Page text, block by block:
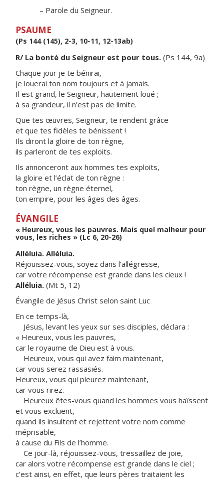
– Parole du Seigneur.
PSAUME
(Ps 144 (145), 2-3, 10-11, 12-13ab)
R/ La bonté du Seigneur est pour tous. (Ps 144, 9a)
Chaque jour je te bénirai,
je louerai ton nom toujours et à jamais.
Il est grand, le Seigneur, hautement loué ;
à sa grandeur, il n’est pas de limite.
Que tes œuvres, Seigneur, te rendent grâce
et que tes fidèles te bénissent !
Ils diront la gloire de ton règne,
ils parleront de tes exploits.
Ils annonceront aux hommes tes exploits,
la gloire et l’éclat de ton règne :
ton règne, un règne éternel,
ton empire, pour les âges des âges.
ÉVANGILE
« Heureux, vous les pauvres. Mais quel malheur pour
vous, les riches » (Lc 6, 20-26)
Alléluia. Alléluia.
Réjouissez-vous, soyez dans l’allégresse,
car votre récompense est grande dans les cieux !
Alléluia. (Mt 5, 12)
Évangile de Jésus Christ selon saint Luc
En ce temps-là,
Jésus, levant les yeux sur ses disciples, déclara :
« Heureux, vous les pauvres,
car le royaume de Dieu est à vous.
Heureux, vous qui avez faim maintenant,
car vous serez rassasiés.
Heureux, vous qui pleurez maintenant,
car vous rirez.
Heureux êtes-vous quand les hommes vous haïssent
et vous excluent,
quand ils insultent et rejettent votre nom comme
méprisable,
à cause du Fils de l’homme.
Ce jour-là, réjouissez-vous, tressaillez de joie,
car alors votre récompense est grande dans le ciel ;
c’est ainsi, en effet, que leurs pères traitaient les